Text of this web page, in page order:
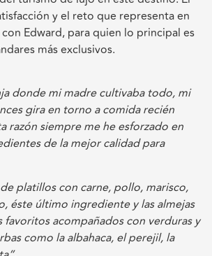
y el reto que representa en
Edward, para quien lo principal es
más exclusivos.
donde mi madre cultivaba todo, mi
gira en torno a comida recién
razón siempre me he esforzado en
de la mejor calidad para
platillos con carne, pollo, marisco,
éste último ingrediente y las almejas
favoritos acompañados con verduras y
como la albahaca, el perejil, la